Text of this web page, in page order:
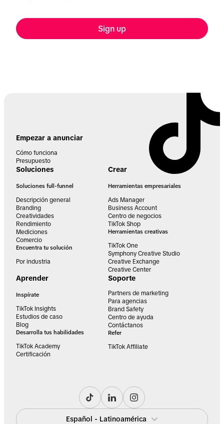
Sign up
Empezar a anunciar
Cómo funciona
Presupuesto
Soluciones
Soluciones full-funnel
Descripción general
Branding
Creatividades
Rendimiento
Mediciones
Comercio
Encuentra tu solución
Por industria
Crear
Herramientas empresariales
Ads Manager
Business Account
Centro de negocios
TikTok Shop
Herramientas creativas
TikTok One
Symphony Creative Studio
Creative Exchange
Creative Center
Aprender
Inspírate
TikTok Insights
Estudios de caso
Blog
Desarrolla tus habilidades
TikTok Academy
Certificación
Soporte
Partners de marketing
Para agencias
Brand Safety
Centro de ayuda
Contáctanos
Refer
TikTok Affiliate
Español - Latinoamérica